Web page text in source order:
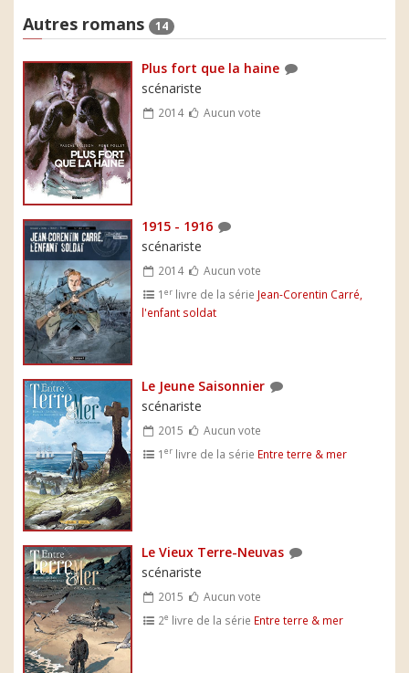
Autres romans 14
Plus fort que la haine
scénariste
2014 Aucun vote
1915 - 1916
scénariste
2014
Aucun vote
1er livre de la série Jean-Corentin Carré,
l'enfant soldat
Le Jeune Saisonnier
scénariste
2015
Aucun vote
1er livre de la série Entre terre & mer
Le Vieux Terre-Neuvas
scénariste
2015
Aucun vote
2e livre de la série Entre terre & mer